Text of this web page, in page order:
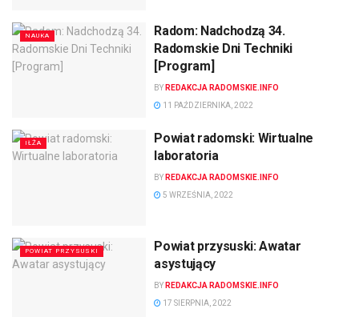
NAUKA
Radom: Nadchodzą 34.
Radomskie Dni Techniki
[Program]
BY REDAKCJA RADOMSKIE.INFO
11 PAŹDZIERNIKA, 2022
IŁŻA
Powiat radomski: Wirtualne
laboratoria
BY REDAKCJA RADOMSKIE.INFO
5 WRZEŚNIA, 2022
POWIAT PRZYSUSKI
Powiat przysuski: Awatar
asystujący
BY REDAKCJA RADOMSKIE.INFO
17 SIERPNIA, 2022